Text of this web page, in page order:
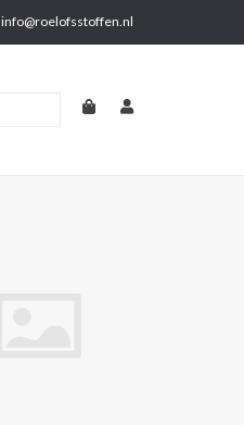
info@roelofsstoffen.nl